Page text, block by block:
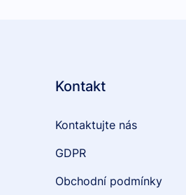
Kontakt
Kontaktujte nás
GDPR
Obchodní podmínky